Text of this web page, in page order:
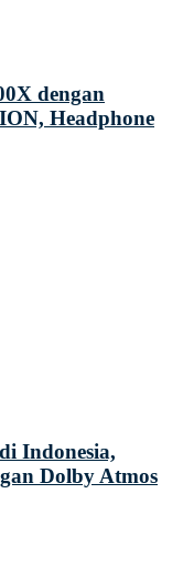
dengan
Headphone
Indonesia,
Dolby Atmos